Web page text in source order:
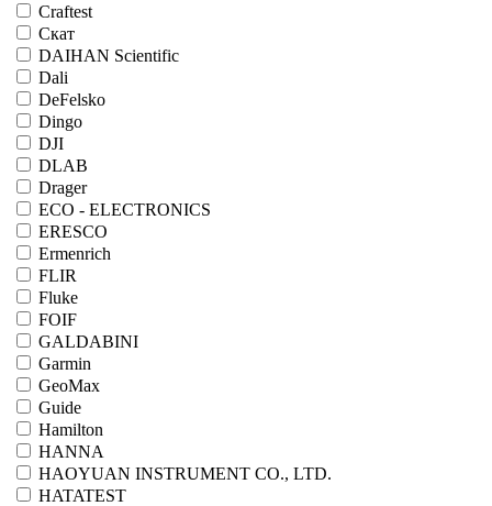
Craftest
Cкат
DAIHAN Scientific
Dali
DeFelsko
Dingo
DJI
DLAB
Drager
ECO - ELECTRONICS
ERESCO
Ermenrich
FLIR
Fluke
FOIF
GALDABINI
Garmin
GeoMax
Guide
Hamilton
HANNA
HAOYUAN INSTRUMENT CO., LTD.
HATATEST